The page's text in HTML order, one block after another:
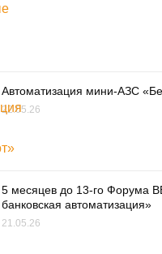
Автоматизация мини-АЗС
22.05.26
5 месяцев до 13-го Форума
банковская автоматизация»
21.05.26